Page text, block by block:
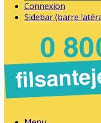
Connexion
Sidebar (barre